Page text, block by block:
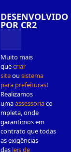
DESENVOLVIDO
POR CR2
Muito mais
quecriar
siteou sistema
para prefeituras!
Realizamos
umaassessoriaco
mpleta, onde
garantimos em
contrato que todas
as exigências
das leis de